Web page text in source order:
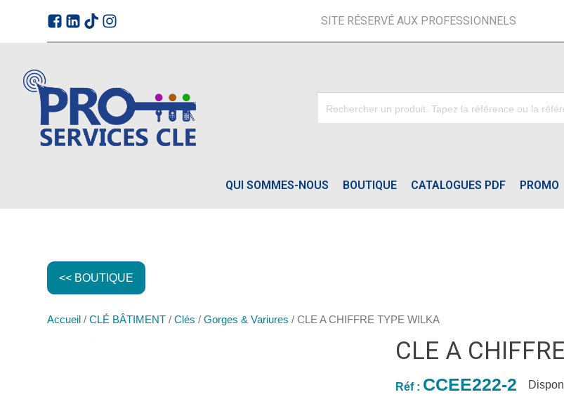
SITE RÉSERVÉ AUX PROFESSIONNELS
QUI SOMMES-NOUS BOUTIQUE CATALOGUES PDF PROMO
<< BOUTIQUE
Accueil /CLÉ BÂTIMENT /Clés /Gorges & Variures / CLE A CHIFFRE TYPE WILKA
CLE A
Réf : CCEE222-2